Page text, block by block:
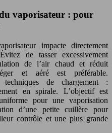
vaporisateur : pour
impacte directement
de tasser excessivement
de l’air chaud et réduit
et aéré est préférable.
techniques de chargement :
en spirale. L’objectif est
pour une vaporisation
d’une petite cuillère pour
contrôle et une plus grande